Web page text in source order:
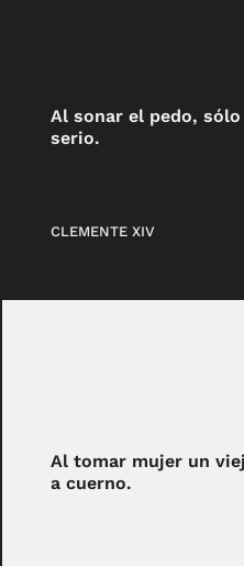
Al sonar el pedo,
serio.
CLEMENTE XIV
Al tomar mujer un
a cuerno.